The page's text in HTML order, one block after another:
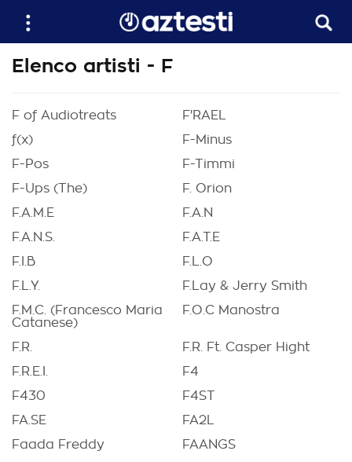
Elenco artisti - F
F of Audiotreats
F'RAEL
f(x)
F-Minus
F-Pos
F-Timmi
F-Ups (The)
F. Orion
F.A.M.E
F.A.N
F.A.N.S.
F.A.T.E
F.I.B
F.L.O
F.L.Y.
F.Lay & Jerry Smith
F.M.C. (Francesco Maria
Catanese)
F.O.C Manostra
F.R.
F.R. Ft. Casper Hight
F.R.E.I.
F4
F430
F4ST
FA.SE
FA2L
Faada Freddy
FAANGS